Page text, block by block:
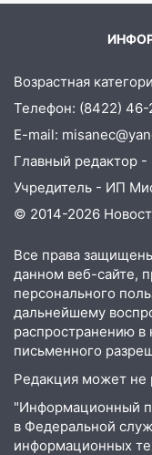
погода в
Четыре
юристы
за плесень на
05:00 Кому 6
прибыль, а
прочность
ДТП с
20:22
жительницу
19:14 Житель
подвез троих
заработал
18:14
Ульяновской
Возрастная
Телефон: (8422)
E-mail:
Главный редактор
Учредитель - ИП
© 2014-2026
Все права
данном веб-сайте,
персонального
дальнейшему
распространению в
письменного
Редакция может не
"Информационный
в Федеральной
информационных